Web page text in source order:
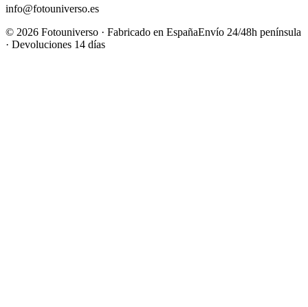
info@fotouniverso.es
© 2026 Fotouniverso · Fabricado en EspañaEnvío 24/48h península
· Devoluciones 14 días